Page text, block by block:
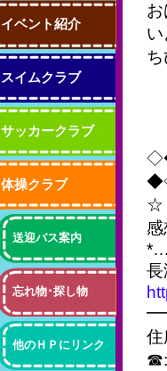
☆
長
イベント紹介
スイムクラブ
サッカークラブ
体操クラブ
送迎バス案内
忘れ物･探し物
他のＨＰにリンク